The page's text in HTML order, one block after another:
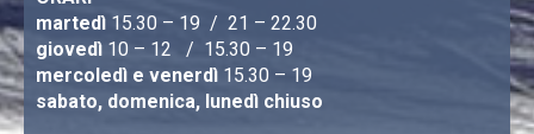
martedì 15.30 – 19 / 21 – 22.30
giovedì 10 – 12 / 15.30 – 19
mercoledì e venerdì 15.30 – 19
sabato, domenica, lunedì chiuso